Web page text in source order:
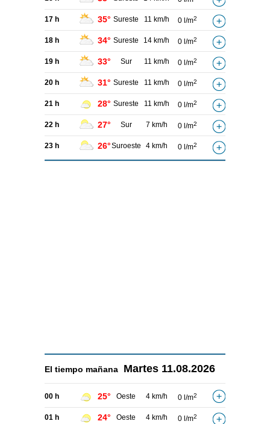
17 h 35° Sureste 11 km/h 0 l/m2
18 h 34° Sureste 14 km/h 0 l/m2
19 h 33° Sur 11 km/h 0 l/m2
20 h 31° Sureste 11 km/h 0 l/m2
21 h 28° Sureste 11 km/h 0 l/m2
22 h 27° Sur 7 km/h 0 l/m2
23 h 26°Suroeste 4 km/h 0 l/m2
El tiempo mañana Martes 11.08.2026
00 h 25° Oeste 4 km/h 0 l/m2
01 h 24° Oeste 4 km/h 0 l/m2